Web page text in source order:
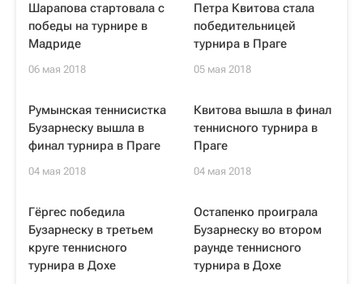
Шарапова стартовала с
победы на турнире в
Мадриде
06 мая 2018
Петра Квитова стала
победительницей
турнира в Праге
05 мая 2018
Румынская теннисистка
Бузарнеску вышла в
финал турнира в Праге
04 мая 2018
Квитова вышла в финал
теннисного турнира в
Праге
04 мая 2018
Гёргес победила
Бузарнеску в третьем
круге теннисного
турнира в Дохе
Остапенко проиграла
Бузарнеску во втором
раунде теннисного
турнира в Дохе